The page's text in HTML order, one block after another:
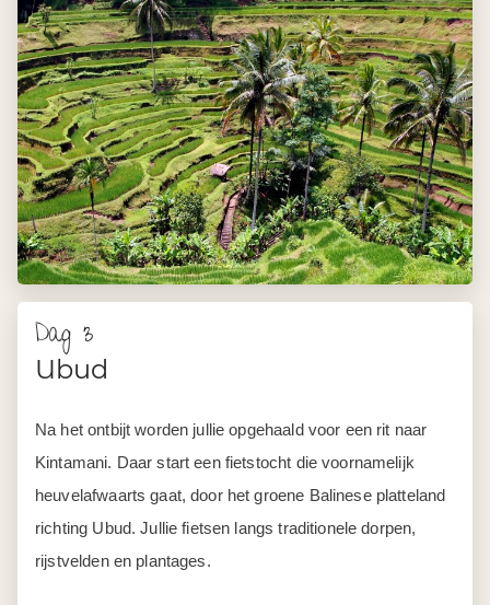
Dag 3
Ubud
Na het ontbijt worden jullie opgehaald voor een rit naar
Kintamani. Daar start een fietstocht die voornamelijk
heuvelafwaarts gaat, door het groene Balinese platteland
richting Ubud. Jullie fietsen langs traditionele dorpen,
rijstvelden en plantages.